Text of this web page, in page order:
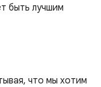
быть лучшим
что мы хотим